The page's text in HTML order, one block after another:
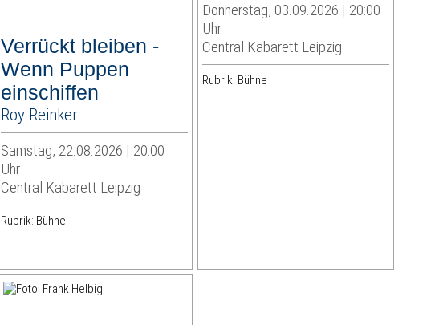
Verrückt bleiben -
Wenn Puppen
einschiffen
Roy Reinker
Samstag, 22.08.2026 | 20:00
Uhr
Central Kabarett Leipzig
Rubrik: Bühne
Donnerstag, 03.09.2026 | 20:00
Uhr
Central Kabarett Leipzig
Rubrik: Bühne